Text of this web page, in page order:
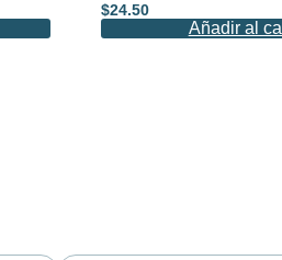
$24.50
Añadir al